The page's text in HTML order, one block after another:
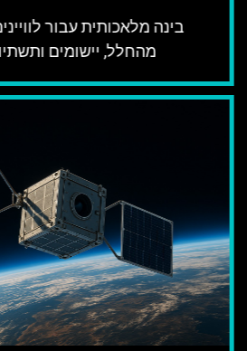
בינה מלאכותית עבור
מהחלל, יישומים